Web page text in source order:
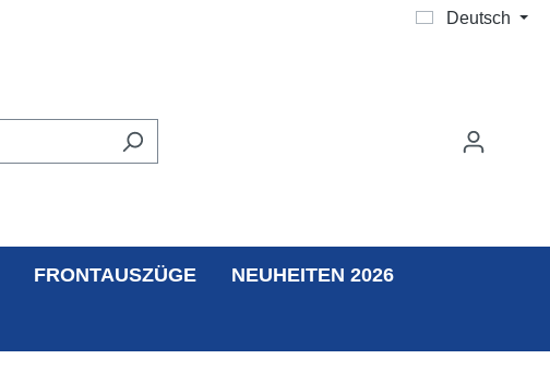
Deutsch
FRONTAUSZÜGE NEUHEITEN 2026